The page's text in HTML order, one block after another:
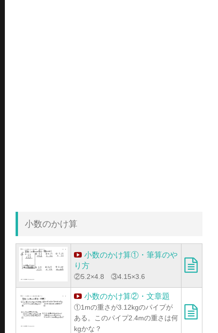
小数のかけ算
小数のかけ算①・筆算のや
り方
②5.2×4.8 ③4.15×3.6
小数のかけ算②・文章題
①1mの重さが3.12kgのパイプが
ある。このパイプ2.4mの重さは何
kgかな？